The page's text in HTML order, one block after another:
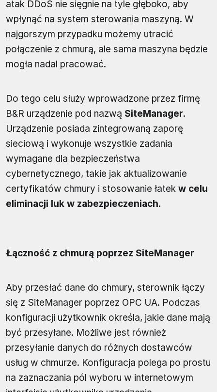
atak DDoS nie sięgnie na tyle głęboko, aby
wpłynąć na system sterowania maszyną. W
najgorszym przypadku możemy utracić
połączenie z chmurą, ale sama maszyna będzie
mogła nadal pracować.
Do tego celu służy wprowadzone przez firmę
B&R urządzenie pod nazwą SiteManager.
Urządzenie posiada zintegrowaną zaporę
sieciową i wykonuje wszystkie zadania
wymagane dla bezpieczeństwa
cybernetycznego, takie jak aktualizowanie
certyfikatów chmury i stosowanie łatek w celu
eliminacji luk w zabezpieczeniach.
Łączność z chmurą poprzez SiteManager
Aby przesłać dane do chmury, sterownik łączy
się z SiteManager poprzez OPC UA. Podczas
konfiguracji użytkownik określa, jakie dane mają
być przesyłane. Możliwe jest również
przesyłanie danych do różnych dostawców
usług w chmurze. Konfiguracja polega po prostu
na zaznaczania pól wyboru w internetowym